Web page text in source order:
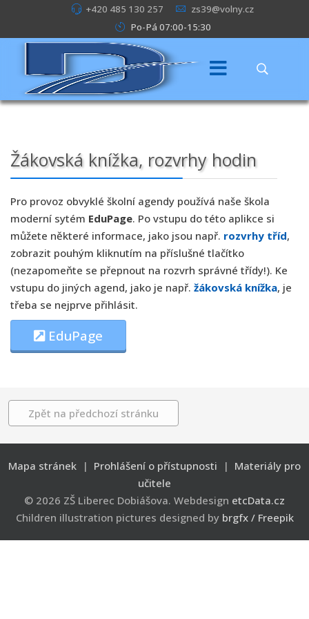
+420 485 130 257
zs39@volny.cz
Po-Pá 07:00-15:30
Žákovská knížka, rozvrhy hodin
Pro provoz obvyklé školní agendy používá naše škola
moderní sytém EduPage. Po vstupu do této aplikce si
můžete některé informace, jako jsou např. rozvrhy tříd,
zobrazit pouhým kliknutím na příslušné tlačítko
(nezapomeňte se přepnout na rozvrh správné třídy!). Ke
vstupu do jiných agend, jako je např. žákovská knížka, je
třeba se nejprve přihlásit.
EduPage
Zpět na předchozí stránku
Mapa stránek | Prohlášení o přístupnosti | Materiály pro
učitele
© 2026 ZŠ Liberec Dobiášova. Webdesign etcData.cz
Children illustration pictures designed by brgfx / Freepik